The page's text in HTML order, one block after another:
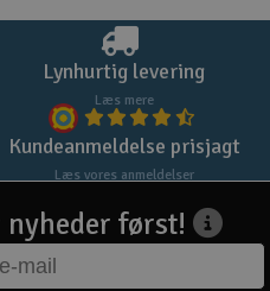
Lynhurtig levering
Læs mere
Kundeanmeldelse prisjagt
Læs vores anmeldelser
først!